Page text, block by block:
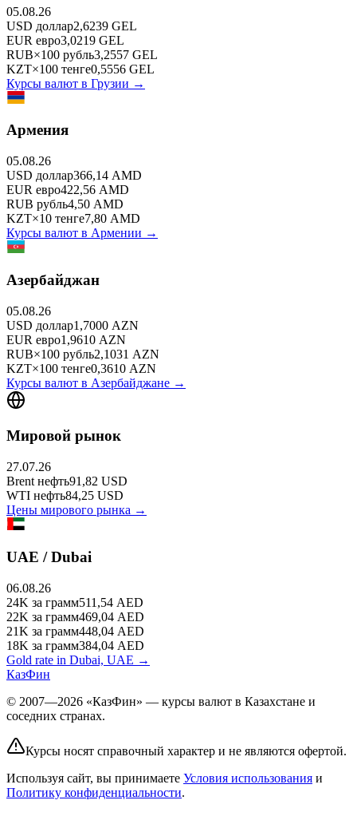
05.08.26
USD доллар2,6239 GEL
EUR евро3,0219 GEL
RUB×100 рубль3,2557 GEL
KZT×100 тенге0,5556 GEL
Курсы валют в Грузии →
Армения
05.08.26
USD доллар366,14 AMD
EUR евро422,56 AMD
RUB рубль4,50 AMD
KZT×10 тенге7,80 AMD
Курсы валют в Армении →
Азербайджан
05.08.26
USD доллар1,7000 AZN
EUR евро1,9610 AZN
RUB×100 рубль2,1031 AZN
KZT×100 тенге0,3610 AZN
Курсы валют в Азербайджане →
Мировой рынок
27.07.26
Brent нефть91,82 USD
WTI нефть84,25 USD
Цены мирового рынка →
UAE / Dubai
06.08.26
24K за грамм511,54 AED
22K за грамм469,04 AED
21K за грамм448,04 AED
18K за грамм384,04 AED
Gold rate in Dubai, UAE →
КазФин
© 2007—2026 «КазФин» — курсы валют в Казахстане и
соседних странах.
Курсы носят справочный характер и не являются офертой.
Используя сайт, вы принимаете Условия использования и
Политику конфиденциальности.